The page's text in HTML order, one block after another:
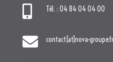
Cliquez pour